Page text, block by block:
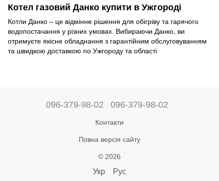
Котел газовий Данко купити в Ужгороді
Котли Данко – це відмінне рішення для обігріву та гарячого
водопостачання у різних умовах. Вибираючи Данко, ви
отримуєте якісне обладнання з гарантійним обслуговуванням
та швидкою доставкою по Ужгороду та області
096-379-98-02 096-379-98-02
Контакти
Повна версія сайту
© 2026
Укр Рус